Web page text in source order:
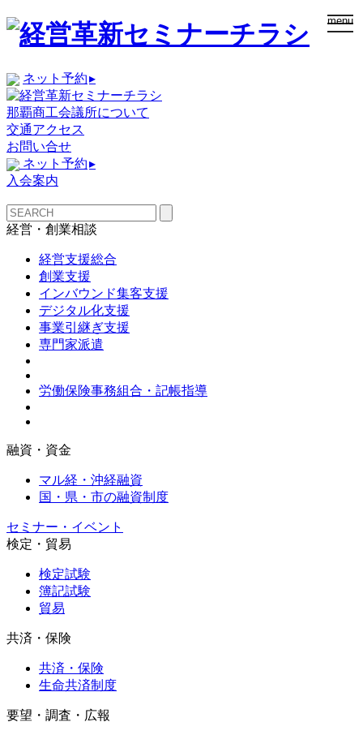
menu
ネット予約▸
那覇商工会議所について
交通アクセス
お問い合せ
ネット予約▸
入会案内
経営・創業相談
経営支援総合
創業支援
インバウンド集客支援
デジタル化支援
事業引継ぎ支援
専門家派遣
労働保険事務組合・記帳指導
融資・資金
マル経・沖経融資
国・県・市の融資制度
セミナー・イベント
検定・貿易
検定試験
簿記試験
貿易
共済・保険
共済・保険
生命共済制度
要望・調査・広報